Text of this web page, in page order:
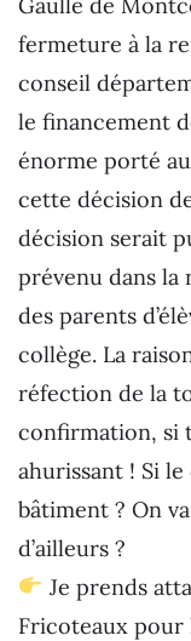
fermeture à la
conseil
le financement
énorme porté
cette décision
décision serait
prévenu dans la
des parents
collège. La
réfection de la
confirmation, si
ahurissant ! Si
bâtiment ? On
d’ailleurs ?
Je prends
Fricoteaux pour